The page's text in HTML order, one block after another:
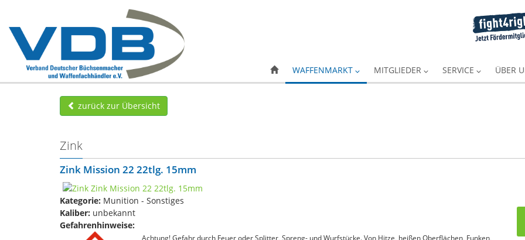
WAFFENMARKT MITGLIEDER SERVICE ÜBER
zurück zur Übersicht
Zink
Zink Mission 22 22tlg. 15mm
Kategorie: Munition - Sonstiges
Kaliber: unbekannt
Gefahrenhinweise:
Achtung! Gefahr durch Feuer oder Splitter, Spreng- und Wurfstücke. Von Hitze, heißen Oberflächen, Funken,